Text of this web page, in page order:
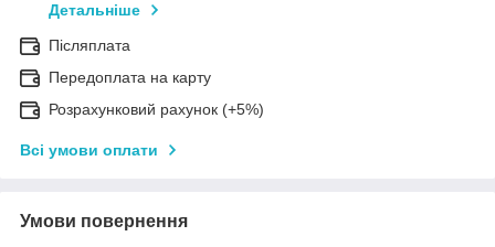
Детальніше
Післяплата
Передоплата на карту
Розрахунковий рахунок (+5%)
Всі умови оплати
Умови повернення